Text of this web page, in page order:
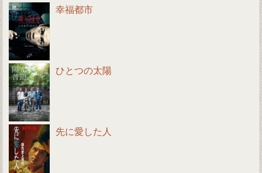
幸福都市
ひとつの太陽
先に愛した人